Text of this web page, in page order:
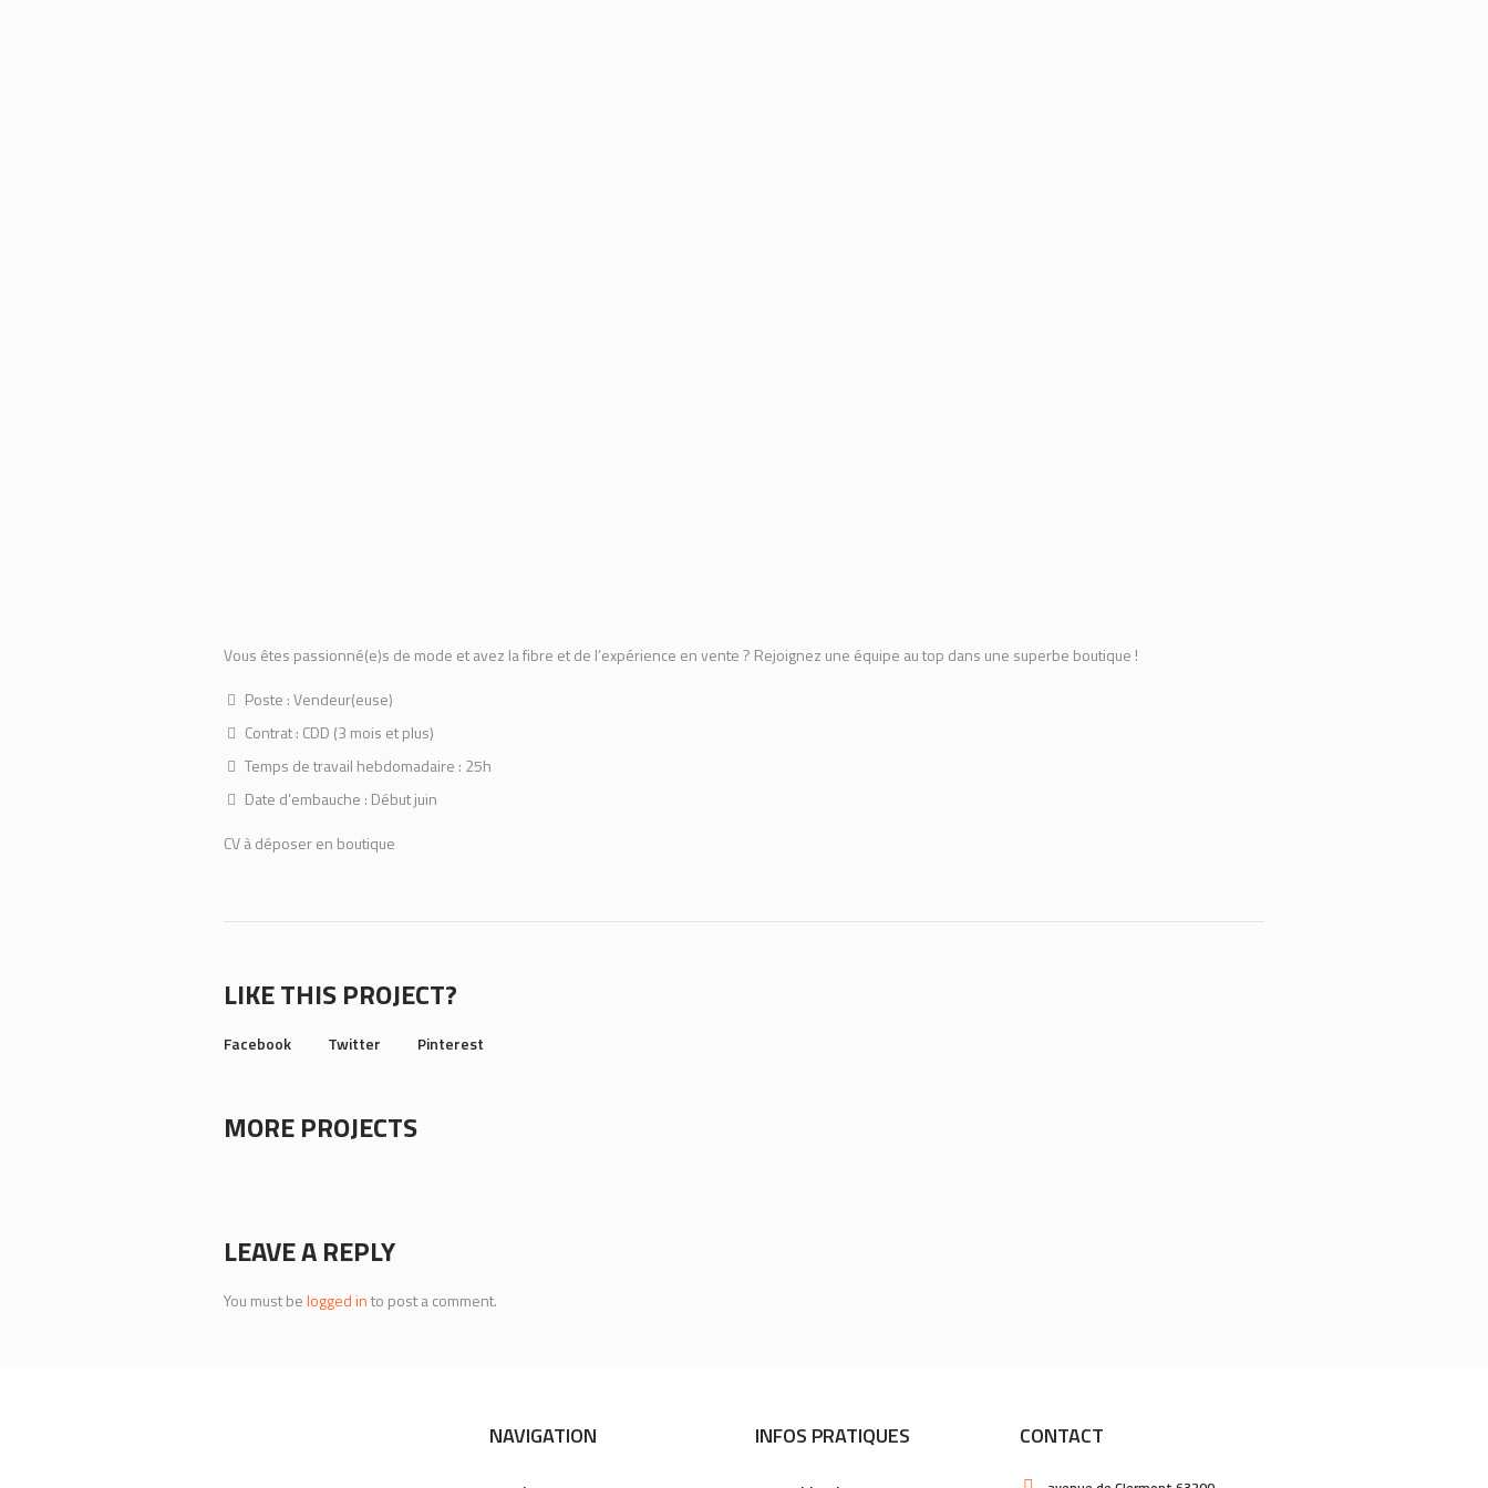
Vous êtes passionné(e)s de mode et avez la fibre et de l’expérience en vente ? Rejoignez une équipe au top dans une superbe boutique !
Poste : Vendeur(euse)
Contrat : CDD (3 mois et plus)
Temps de travail hebdomadaire : 25h
Date d’embauche : Début juin
CV à déposer en boutique
LIKE THIS PROJECT?
Facebook Twitter Pinterest
MORE PROJECTS
LEAVE A REPLY
You must belogged into post a comment.
NAVIGATION INFOS PRATIQUES CONTACT